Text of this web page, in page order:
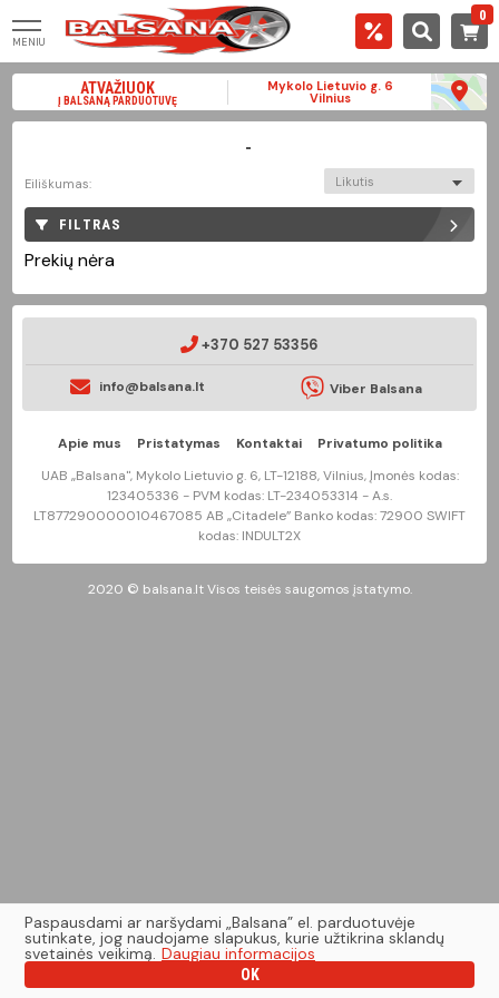
MENIU
0
ATVAŽIUOK
Į BALSANĄ PARDUOTUVĘ
Mykolo Lietuvio g. 6
Vilnius
-
Eiliškumas: Likutis
FILTRAS
Prekių nėra
+370 527 53356
info@balsana.lt Viber Balsana
Apie mus Pristatymas Kontaktai
Privatumo politika
UAB „Balsana", Mykolo Lietuvio g. 6, LT-12188, Vilnius, Įmonės kodas:
123405336 - PVM kodas: LT-234053314 - A.s.
LT877290000010467085 AB „Citadele” Banko kodas: 72900 SWIFT
kodas: INDULT2X
2020 © balsana.lt Visos teisės saugomos įstatymo.
Paspausdami ar naršydami „Balsana” el. parduotuvėje
sutinkate, jog naudojame slapukus, kurie užtikrina sklandų
svetainės veikimą. Daugiau informacijos
OK